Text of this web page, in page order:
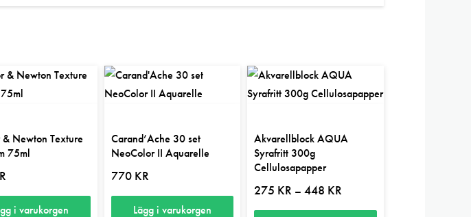
Newton Texture
75ml
i varukorgen
Carand’Ache 30 set
NeoColor II Aquarelle
770 KR
Lägg i varukorgen
Akvarellblock AQUA
Syrafritt 300g
Cellulosapapper
275 KR – 448 KR
till